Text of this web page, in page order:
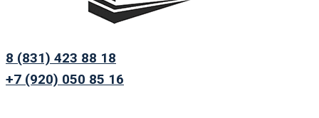
8 (831) 423 88 18
+7 (920) 050 85 16